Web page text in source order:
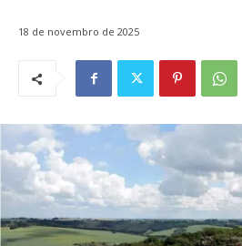
18 de novembro de 2025